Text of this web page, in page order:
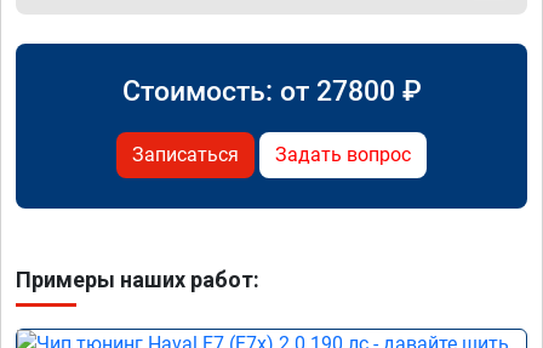
Стоимость: от 27800 ₽
Записаться Задать вопрос
Примеры наших работ: